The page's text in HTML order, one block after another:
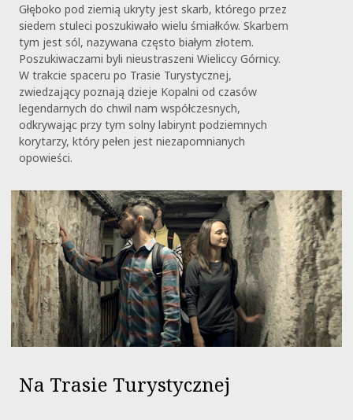
Głęboko pod ziemią ukryty jest skarb, którego przez
siedem stuleci poszukiwało wielu śmiałków. Skarbem
tym jest sól, nazywana często białym złotem.
Poszukiwaczami byli nieustraszeni Wieliccy Górnicy.
W trakcie spaceru po Trasie Turystycznej,
zwiedzający poznają dzieje Kopalni od czasów
legendarnych do chwil nam współczesnych,
odkrywając przy tym solny labirynt podziemnych
korytarzy, który pełen jest niezapomnianych
opowieści.
Na Trasie Turystycznej